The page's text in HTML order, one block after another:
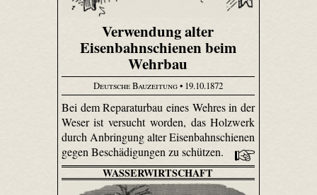
Verwendung alter
Eisenbahnschienen beim
Wehrbau
Deutsche Bauzeitung• 19.10.1872
Bei dem Reparaturbau eines Wehres in der
Weser ist versucht worden, das Holzwerk
durch Anbringung alter Eisenbahnschienen
gegen Beschädigungen zu schützen.
WASSERWIRTSCHAFT